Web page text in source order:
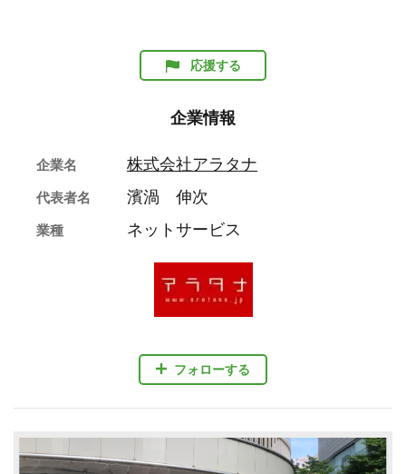
応援する
企業情報
フォローする
企業名 株式会社アラタナ
代表者名 濱渦 伸次
業種 ネットサービス